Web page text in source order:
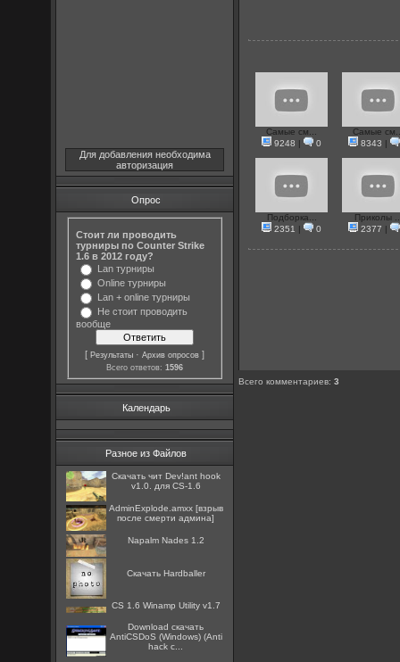
Для добавления необходима
авторизация
Опрос
Стоит ли проводить
турниры по Counter Strike
1.6 в 2012 году?
Lan турниры
Online турниры
Lan + online турниры
Не стоит проводить
вообще
[Результаты ·Архив опросов ]
Всего ответов:1596
Календарь
Разное из Файлов
Скачать чит Dev!ant hook
v1.0. для CS-1.6
AdminExplode.amxx [взрыв
после смерти админа]
Napalm Nades 1.2
Скачать Hardballer
CS 1.6 Winamp Utility v1.7
Download скачать
AntiCSDoS (Windows) (Anti
hack c...
Самые см...
9248 | 0
Самые
8343 |
Подборка...
2351 | 0
Приколы
2377 |
Всего комментариев:3